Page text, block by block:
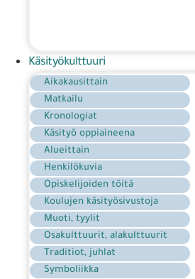
Käsityökulttuuri
Aikakausittain
Matkailu
Kronologiat
Käsityö oppiaineena
Alueittain
Henkilökuvia
Opiskelijoiden töitä
Koulujen käsityösivustoja
Muoti, tyylit
Osakulttuurit, alakulttuurit
Traditiot, juhlat
Symboliikka